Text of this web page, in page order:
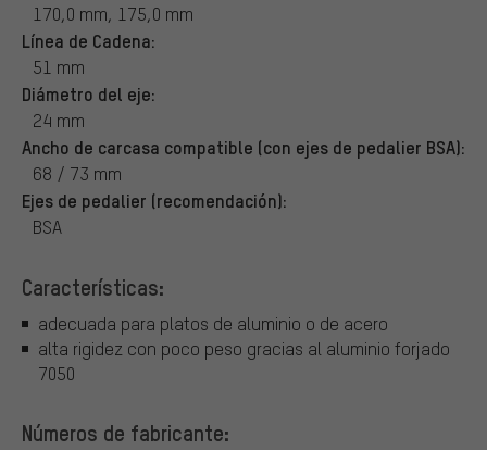
170,0 mm, 175,0 mm
Línea de Cadena:
51 mm
Diámetro del eje:
24 mm
Ancho de carcasa compatible (con ejes de pedalier BSA):
68 / 73 mm
Ejes de pedalier (recomendación):
BSA
Características:
adecuada para platos de aluminio o de acero
alta rigidez con poco peso gracias al aluminio forjado
7050
Números de fabricante: